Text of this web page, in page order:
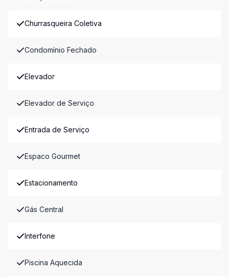
Churrasqueira Coletiva
Condomínio Fechado
Elevador
Elevador de Serviço
Entrada de Serviço
Espaco Gourmet
Estacionamento
Gás Central
Interfone
Piscina Aquecida